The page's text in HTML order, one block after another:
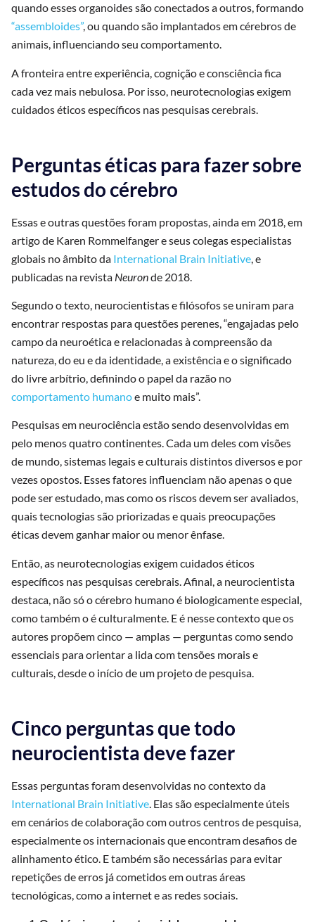
quando esses organoides são conectados a outros, formando
“assembloides”, ou quando são implantados em cérebros de
animais, influenciando seu comportamento.
A fronteira entre experiência, cognição e consciência fica
cada vez mais nebulosa. Por isso, neurotecnologias exigem
cuidados éticos específicos nas pesquisas cerebrais.
Perguntas éticas para fazer sobre
estudos do cérebro
Essas e outras questões foram propostas, ainda em 2018, em
artigo de Karen Rommelfanger e seus colegas especialistas
globais no âmbito da International Brain Initiative , e
publicadas na revista Neuronde 2018.
Segundo o texto, neurocientistas e filósofos se uniram para
encontrar respostas para questões perenes, “engajadas pelo
campo da neuroética e relacionadas à compreensão da
natureza, do eu e da identidade, a existência e o significado
do livre arbítrio, definindo o papel da razão no
comportamento humanoe muito mais”.
Pesquisas em neurociência estão sendo desenvolvidas em
pelo menos quatro continentes. Cada um deles com visões
de mundo, sistemas legais e culturais distintos diversos e por
vezes opostos. Esses fatores influenciam não apenas o que
pode ser estudado, mas como os riscos devem ser avaliados,
quais tecnologias são priorizadas e quais preocupações
éticas devem ganhar maior ou menor ênfase.
Então, as neurotecnologias exigem cuidados éticos
específicos nas pesquisas cerebrais. Afinal, a neurocientista
destaca, não só o cérebro humano é biologicamente especial,
como também o é culturalmente. E é nesse contexto que os
autores propõem cinco — amplas — perguntas como sendo
essenciais para orientar a lida com tensões morais e
culturais, desde o início de um projeto de pesquisa.
Cinco perguntas que todo
neurocientista deve fazer
Essas perguntas foram desenvolvidas no contexto da
International Brain Initiative . Elas são especialmente úteis
em cenários de colaboração com outros centros de pesquisa,
especialmente os internacionais que encontram desafios de
alinhamento ético. E também são necessárias para evitar
repetições de erros já cometidos em outras áreas
tecnológicas, como a internet e as redes sociais.